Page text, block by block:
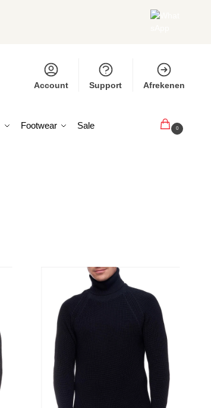
Account Support Afrekenen
Footwear
Sale
0